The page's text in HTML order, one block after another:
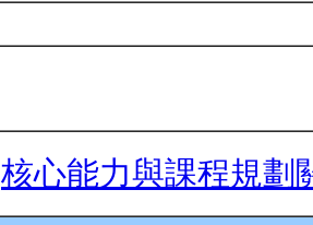
核心能力與課程規劃